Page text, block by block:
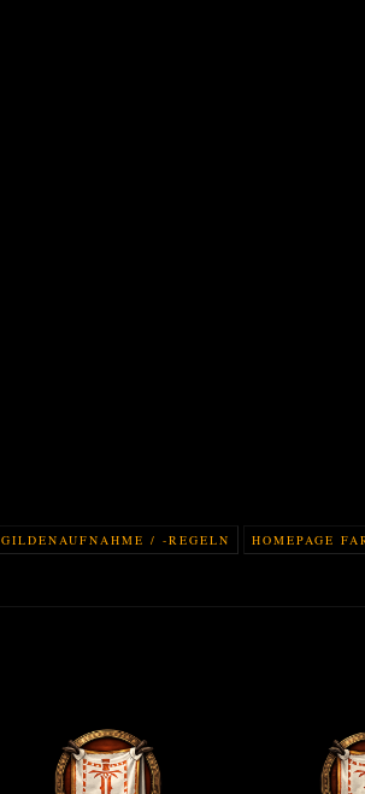
GILDENAUFNAHME / -REGELN HOMEPAGE